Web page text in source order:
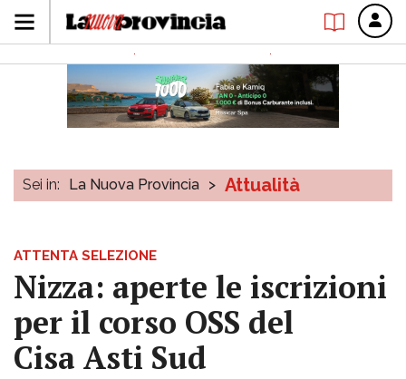
Sei in: La Nuova Provincia > Attualità
ATTENTA SELEZIONE
Nizza: aperte le iscrizioni
per il corso OSS del
Cisa Asti Sud